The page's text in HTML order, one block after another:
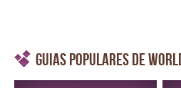
Guias Populares de